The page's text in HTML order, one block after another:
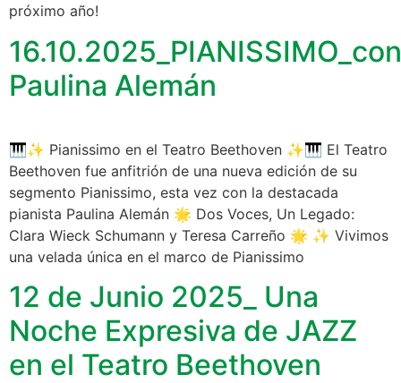
próximo año!
16.10.2025_PIANISSIMO_con
Paulina Alemán
🎹✨ Pianissimo en el Teatro Beethoven ✨🎹 El Teatro
Beethoven fue anfitrión de una nueva edición de su
segmento Pianissimo, esta vez con la destacada
pianista Paulina Alemán 🌟 Dos Voces, Un Legado:
Clara Wieck Schumann y Teresa Carreño 🌟 ✨ Vivimos
una velada única en el marco de Pianissimo
12 de Junio 2025_ Una
Noche Expresiva de JAZZ
en el Teatro Beethoven